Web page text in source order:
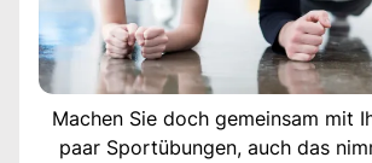
Machen Sie doch gemeinsam mit
paar Sportübungen, auch das